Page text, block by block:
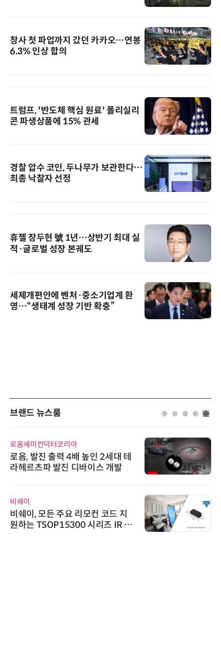
창사 첫 파업까지 갔던 카카오…연봉
6.3% 인상 합의
트럼프, '반도체 핵심 원료' 폴리실리
콘 파생상품에 15% 관세
경찰 압수 코인, 두나무가 보관한다…
최종 낙찰자 선정
휴젤 장두현 號 1년…상반기 최대 실
적·글로벌 성장 본궤도
세제개편안에 벤처·중소기업계 환
영…“생태계 성장 기반 확충”
브랜드 뉴스룸
로옴세미컨덕터코리아
로옴, 발진 출력 4배 높인 2세대 테
라헤르츠파 발진 디바이스 개발
비쉐이
비쉐이, 모든 주요 리모컨 코드 지
원하는 TSOP15300 시리즈 IR 수